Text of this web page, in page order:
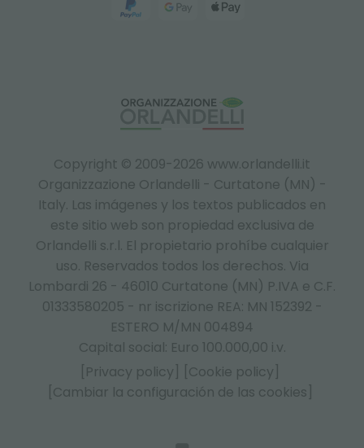
Copyright © 2009-2026 www.orlandelli.it
Organizzazione Orlandelli - Curtatone (MN) -
Italy. Las imágenes y los textos publicados en
este sitio web son propiedad exclusiva de
Orlandelli s.r.l. El propietario prohíbe cualquier
uso. Reservados todos los derechos. Via
Lombardi 26 - 46010 Curtatone (MN) P.IVA e C.F.
01333580205 - nr iscrizione REA: MN 152392 -
ESTERO M/MN 004894
Capital social: Euro 100.000,00 i.v.
[Privacy policy]
[Cookie policy]
[Cambiar la configuración de las cookies]